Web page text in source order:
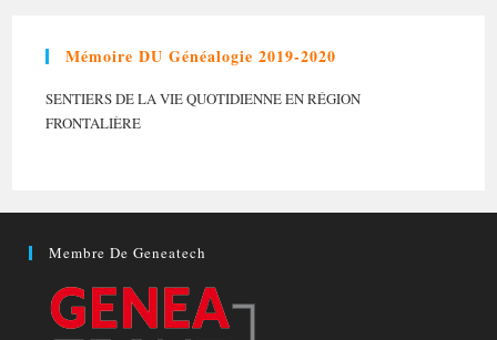
Mémoire DU Généalogie 2019-2020
SENTIERS DE LA VIE QUOTIDIENNE EN RÉGION
FRONTALIÈRE
Membre De Geneatech